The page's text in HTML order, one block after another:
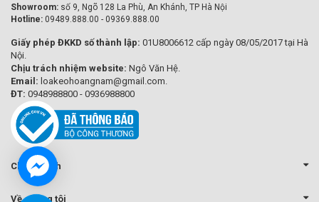
Showroom: số 9, Ngõ 128 La Phù, An Khánh, TP Hà Nội
Hotline: 09489.888.00 - 09369.888.00
Giấy phép ĐKKD số thành lập: 01U8006612 cấp ngày 08/05/2017 tại Hà
Nội.
Chịu trách nhiệm website: Ngô Văn Hệ.
Email: loakeohoangnam@gmail.com.
ĐT: 0948988800 - 0936988800
Chính sách
Về chúng tôi